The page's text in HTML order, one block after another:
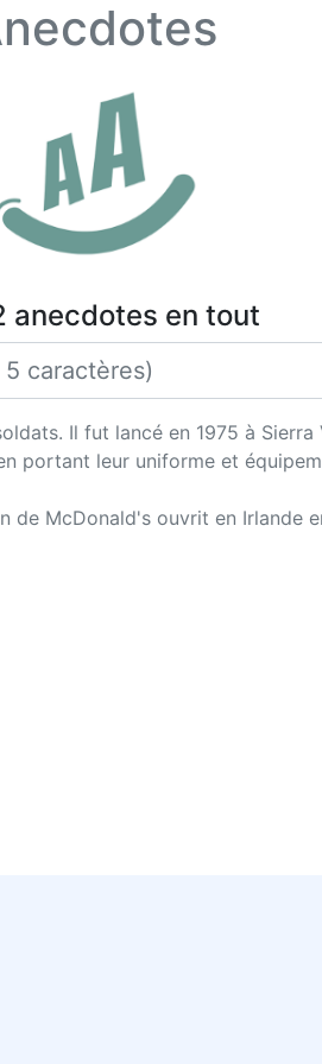
anecdotes en tout
Il fut lancé en 1975 à
portant leur uniforme et
de McDonald's ouvrit en Irlande